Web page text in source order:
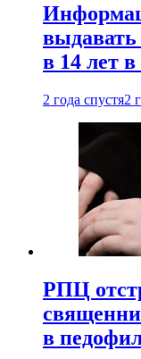
выдавать
в 14 лет
2 года спустя2
РПЦ
в